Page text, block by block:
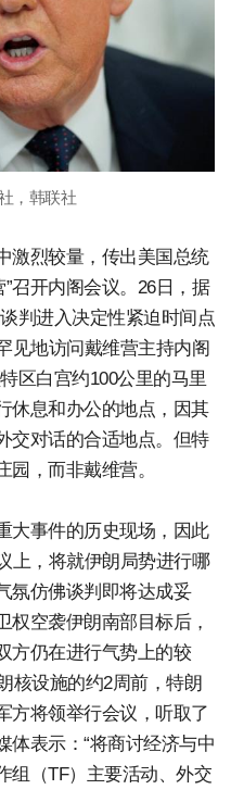
，韩联社
激烈较量，传出美国总统
召开内阁会议。26日，据
判进入决定性紧迫时间点
见地访问戴维营主持内阁
区白宫约100公里的马里
休息和办公的地点，因其
交对话的合适地点。但特
，而非戴维营。
大事件的历史现场，因此
上，将就伊朗局势进行哪
氛仿佛谈判即将达成妥
权空袭伊朗南部目标后，
方仍在进行气势上的较
核设施的约2周前，特朗
方将领举行会议，听取了
体表示：“将商讨经济与中
组（TF）主要活动、外交